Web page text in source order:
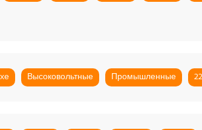
Высоковольтные Промышленные